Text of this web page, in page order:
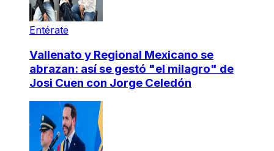
Entérate
Vallenato y Regional Mexicano se
abrazan: así se gestó "el milagro" de
Josi Cuen con Jorge Celedón